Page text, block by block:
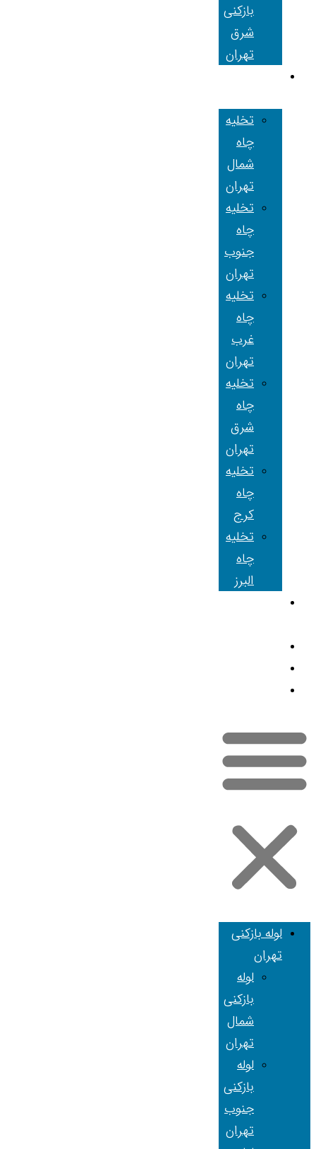
بازکنی
شرق
تهران
تخلیه
چاه
شمال
تهران
تخلیه
چاه
جنوب
تهران
تخلیه
چاه
غرب
تهران
تخلیه
چاه
شرق
تهران
تخلیه
چاه
کرج
تخلیه
چاه
البرز
لوله بازکنی
تهران
لوله
بازکنی
شمال
تهران
لوله
بازکنی
جنوب
تهران